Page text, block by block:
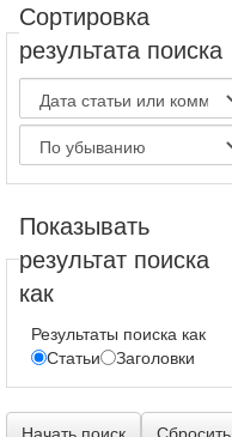
Сортировка
результата поиска
Показывать
результат поиска
как
Результаты поиска как
Статьи
Заголовки
Начать поиск Сбросить